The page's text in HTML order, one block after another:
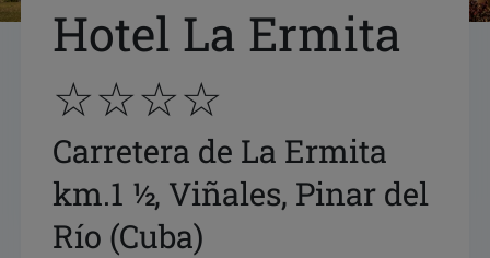
Hotel La Ermita
☆☆☆☆
Carretera de La Ermita
km.1 ½, Viñales, Pinar del
Río (Cuba)